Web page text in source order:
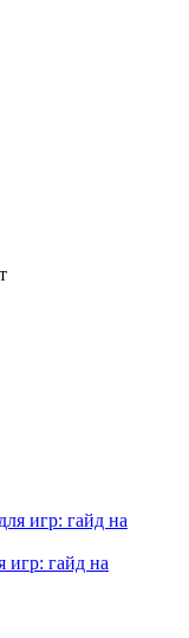
игр: гайд на